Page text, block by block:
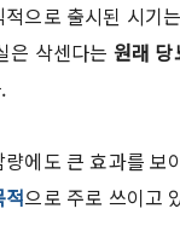
으로 출시된 시기
은 삭센다는 원래 당
에도 큰 효과를 보
적으로 주로 쓰이고